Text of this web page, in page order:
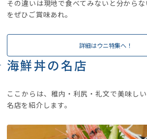
その違いは現地で食べてみないと分から
をぜひご賞味あれ。
詳細はウニ特集へ！
海鮮丼の名店
ここからは、稚内・利尻・礼文で美味し
名店を紹介します。